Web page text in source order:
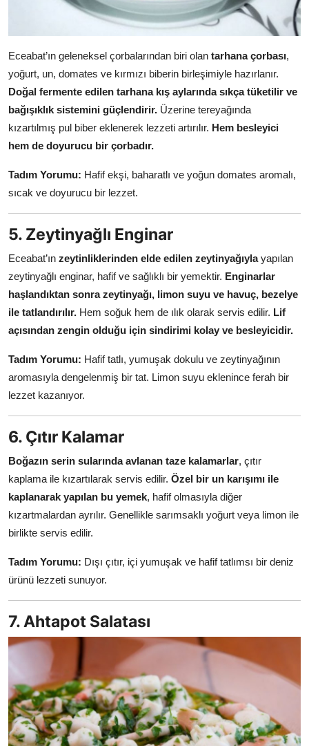
Eceabat’ın geleneksel çorbalarından biri olan tarhana çorbası,
yoğurt, un, domates ve kırmızı biberin birleşimiyle hazırlanır.
Doğal fermente edilen tarhana kış aylarında sıkça tüketilir ve
bağışıklık sistemini güçlendirir. Üzerine tereyağında
kızartılmış pul biber eklenerek lezzeti artırılır. Hem besleyici
hem de doyurucu bir çorbadır.
Tadım Yorumu: Hafif ekşi, baharatlı ve yoğun domates aromalı,
sıcak ve doyurucu bir lezzet.
5. Zeytinyağlı Enginar
Eceabat’ın zeytinliklerinden elde edilen zeytinyağıylayapılan
zeytinyağlı enginar, hafif ve sağlıklı bir yemektir. Enginarlar
haşlandıktan sonra zeytinyağı, limon suyu ve havuç, bezelye
ile tatlandırılır. Hem soğuk hem de ılık olarak servis edilir. Lif
açısından zengin olduğu için sindirimi kolay ve besleyicidir.
Tadım Yorumu: Hafif tatlı, yumuşak dokulu ve zeytinyağının
aromasıyla dengelenmiş bir tat. Limon suyu eklenince ferah bir
lezzet kazanıyor.
6. Çıtır Kalamar
Boğazın serin sularında avlanan taze kalamarlar, çıtır
kaplama ile kızartılarak servis edilir. Özel bir un karışımı ile
kaplanarak yapılan bu yemek, hafif olmasıyla diğer
kızartmalardan ayrılır. Genellikle sarımsaklı yoğurt veya limon ile
birlikte servis edilir.
Tadım Yorumu: Dışı çıtır, içi yumuşak ve hafif tatlımsı bir deniz
ürünü lezzeti sunuyor.
7. Ahtapot Salatası